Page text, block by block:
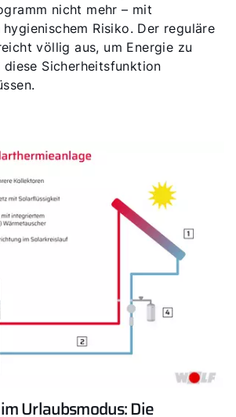
nicht mehr – mit
Risiko. Der reguläre
völlig aus, um Energie zu
diese Sicherheitsfunktion
Urlaubsmodus: Die